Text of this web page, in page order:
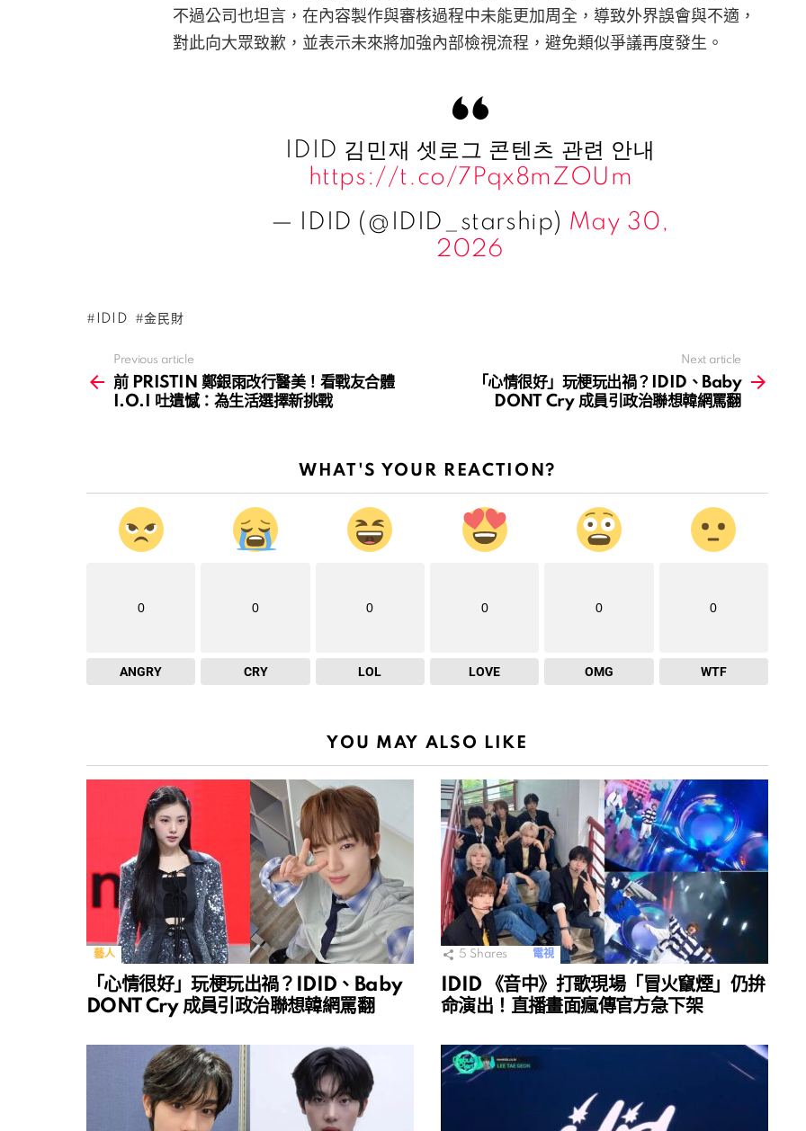
不過公司也坦言，在內容製作與審核過程中未能更加周全，導致外界誤會與不適，
對此向大眾致歉，並表示未來將加強內部檢視流程，避免類似爭議再度發生。
IDID 김민재 셋로그 콘텐츠 관련 안내
https://t.co/7Pqx8mZOUm
— IDID (@IDID_starship) May 30,
2026
IDID 金民財
more
Previous article
前 PRISTIN 鄭銀雨改行醫美！看戰友合體
I.O.I 吐遺憾：為生活選擇新挑戰
Next article
「心情很好」玩梗玩出禍？IDID、Baby
DONT Cry 成員引政治聯想韓網罵翻
WHAT'S YOUR REACTION?
0
ANGRY
0
CRY
0
LOL
0
LOVE
0
OMG
0
WTF
YOU MAY ALSO LIKE
藝人
「心情很好」玩梗玩出禍？IDID、Baby
DONT Cry 成員引政治聯想韓網罵翻
5 Shares 電視
IDID 《音中》打歌現場「冒火竄煙」仍拚
命演出！直播畫面瘋傳官方急下架